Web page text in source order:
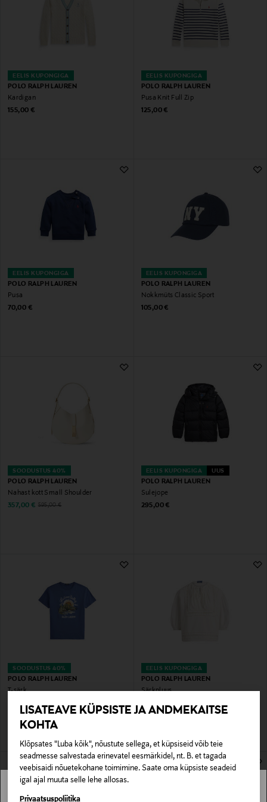
LISATEAVE KÜPSISTE JA ANDMEKAITSE
KOHTA
Klõpsates "Luba kõik", nõustute sellega, et küpsiseid võib teie
seadmesse salvestada erinevatel eesmärkidel, nt. B. et tagada
veebisaidi nõuetekohane toimimine. Saate oma küpsiste seadeid
igal ajal muuta selle lehe allosas.
Privaatsuspoliitika
EELIS KUPONGIGA
POLO RALPH LAUREN
Kardigan
Original Price
155,00 €
EELIS KUPONGIGA
POLO RALPH LAUREN
Pusa Knit Full Zip
Original Price
125,00 €
EELIS KUPONGIGA
POLO RALPH LAUREN
Pusa
Original Price
70,00 €
EELIS KUPONGIGA
POLO RALPH LAUREN
Nokkmüts Classic Sport
Original Price
105,00 €
SOODUSTUS 40%
POLO RALPH LAUREN
Nahast kott Small Shoulder
Discounted Price
357,00 € Original Price
595,00 €
EELIS KUPONGIGA UUS
POLO RALPH LAUREN
Sulejope
Original Price
295,00 €
SOODUSTUS 40%
POLO RALPH LAUREN
T-särk
EELIS KUPONGIGA
POLO RALPH LAUREN
Särkpluus